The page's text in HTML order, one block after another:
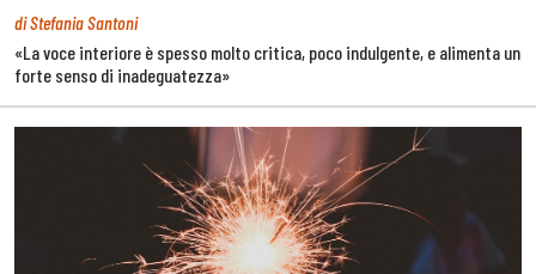
di Stefania Santoni
«La voce interiore è spesso molto critica, poco indulgente, e alimenta un
forte senso di inadeguatezza»